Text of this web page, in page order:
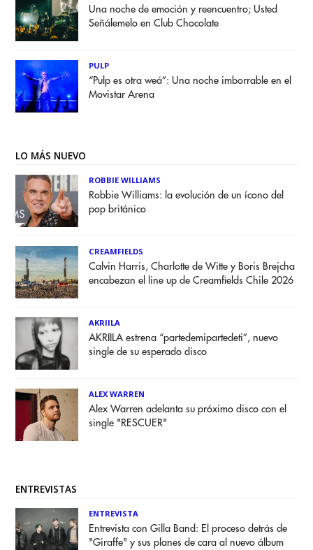
Una noche de emoción y reencuentro; Usted
Señálemelo en Club Chocolate
PULP
“Pulp es otra weá”: Una noche imborrable en el
Movistar Arena
LO MÁS NUEVO
ROBBIE WILLIAMS
Robbie Williams: la evolución de un ícono del
pop británico
CREAMFIELDS
Calvin Harris, Charlotte de Witte y Boris Brejcha
encabezan el line up de Creamfields Chile 2026
AKRIILA
AKRIILA estrena “partedemipartedeti”, nuevo
single de su esperado disco
ALEX WARREN
Alex Warren adelanta su próximo disco con el
single "RESCUER"
ENTREVISTAS
ENTREVISTA
Entrevista con Gilla Band: El proceso detrás de
"Giraffe" y sus planes de cara al nuevo álbum